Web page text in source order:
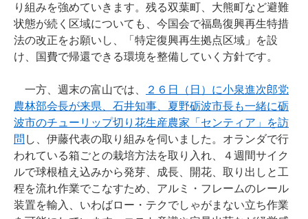
り組みを強めていきます。残る双葉町、大熊町など避難
状態が続く区域についても、今国会で福島復興再生特措
法の改正をお願いし、「特定復興再生拠点区域」を設
け、国費で帰還できる環境を整備していく方針です。
一方、週末の富山では、
２６日（日）に小泉進次郎党
農林部会長が来県、石井知事、夏野砺波市長も一緒に砺
波市のチューリップ切り花生産農家「センティア」を訪
問 し、伊藤代表の取り組みを伺いました。オランダで行
われている箱ごとの栽培方法を取り入れ、４週間サイク
ルで球根植え込みから発芽、成長、開花、取り出しと工
程を流れ作業でこなすため、アルミ・フレームのレール
装置を輸入、いわばロー・テクでしゃがまない立ち作業